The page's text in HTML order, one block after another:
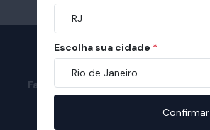
Fale com consultores
RJ
Escolha sua cidade *
Rio de Janeiro
Confirmar